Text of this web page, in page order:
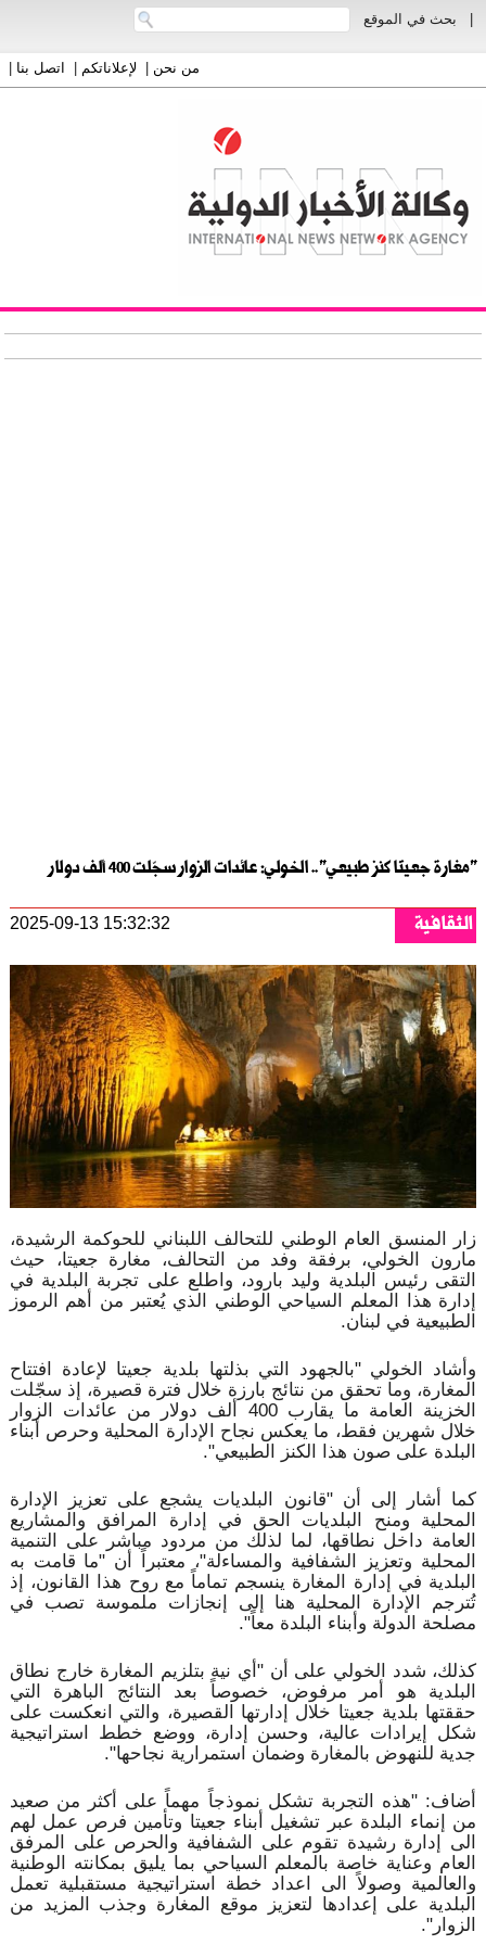
بحث في الموقع
من نحن| لإعلاناتكم| اتصل بنا|
"مغارة جعيتا كنز طبيعي".. الخولي: عائدات الزوار سجّلت 400 ألف دولار
الثقافية 2025-09-13 15:32:32
زار المنسق العام الوطني للتحالف اللبناني للحوكمة الرشيدة،
مارون الخولي، برفقة وفد من التحالف، مغارة جعيتا، حيث
التقى رئيس البلدية وليد بارود، واطلع على تجربة البلدية في
إدارة هذا المعلم السياحي الوطني الذي يُعتبر من أهم الرموز
الطبيعية في لبنان.
وأشاد الخولي "بالجهود التي بذلتها بلدية جعيتا لإعادة افتتاح
المغارة، وما تحقق من نتائج بارزة خلال فترة قصيرة، إذ سجّلت
الخزينة العامة ما يقارب 400 ألف دولار من عائدات الزوار
خلال شهرين فقط، ما يعكس نجاح الإدارة المحلية وحرص أبناء
البلدة على صون هذا الكنز الطبيعي".
كما أشار إلى أن "قانون البلديات يشجع على تعزيز الإدارة
المحلية ومنح البلديات الحق في إدارة المرافق والمشاريع
العامة داخل نطاقها، لما لذلك من مردود مباشر على التنمية
المحلية وتعزيز الشفافية والمساءلة"، معتبراً أن "ما قامت به
البلدية في إدارة المغارة ينسجم تماماً مع روح هذا القانون، إذ
تُترجم الإدارة المحلية هنا إلى إنجازات ملموسة تصب في
مصلحة الدولة وأبناء البلدة معاً".
كذلك، شدد الخولي على أن "أي نية بتلزيم المغارة خارج نطاق
البلدية هو أمر مرفوض، خصوصاً بعد النتائج الباهرة التي
حققتها بلدية جعيتا خلال إدارتها القصيرة، والتي انعكست على
شكل إيرادات عالية، وحسن إدارة، ووضع خطط استراتيجية
جدية للنهوض بالمغارة وضمان استمرارية نجاحها".
أضاف: "هذه التجربة تشكل نموذجاً مهماً على أكثر من صعيد
من إنماء البلدة عبر تشغيل أبناء جعيتا وتأمين فرص عمل لهم
الى إدارة رشيدة تقوم على الشفافية والحرص على المرفق
العام وعناية خاصة بالمعلم السياحي بما يليق بمكانته الوطنية
والعالمية وصولاً الى اعداد خطة استراتيجية مستقبلية تعمل
البلدية على إعدادها لتعزيز موقع المغارة وجذب المزيد من
الزوار".